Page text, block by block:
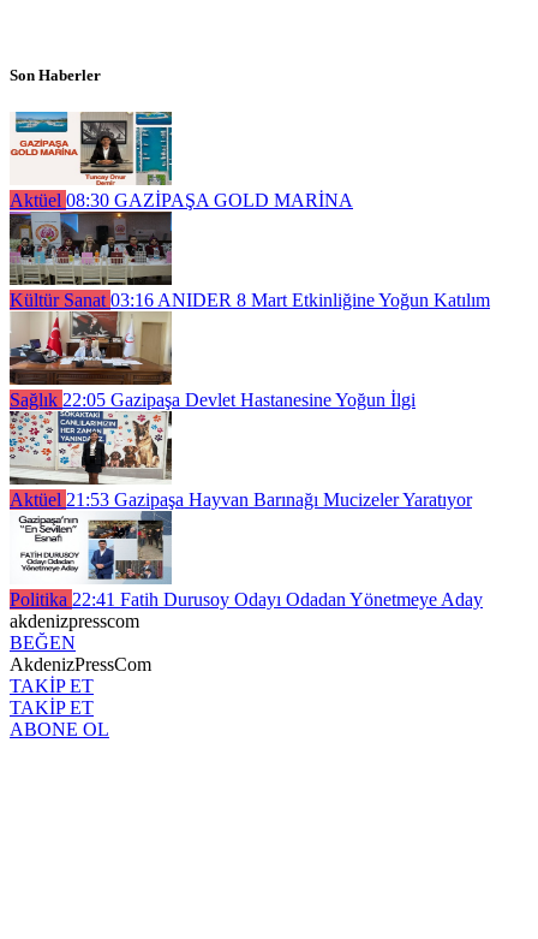
Son Haberler
Aktüel 08:30 GAZİPAŞA GOLD MARİNA
Kültür Sanat 03:16 ANIDER 8 Mart Etkinliğine Yoğun Katılım
Sağlık 22:05 Gazipaşa Devlet Hastanesine Yoğun İlgi
Aktüel 21:53 Gazipaşa Hayvan Barınağı Mucizeler Yaratıyor
Politika 22:41 Fatih Durusoy Odayı Odadan Yönetmeye Aday
akdenizpresscom
BEĞEN
AkdenizPressCom
TAKİP ET
TAKİP ET
ABONE OL